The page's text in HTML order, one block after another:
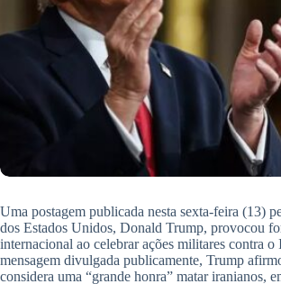
Uma postagem publicada nesta sexta-feira (13)
dos Estados Unidos, Donald Trump, provocou
internacional ao celebrar ações militares contra o
mensagem divulgada publicamente, Trump
considera uma “grande honra” matar iranianos,